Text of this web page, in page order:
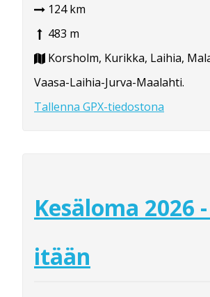
124 km
483 m
Korsholm, Kurikka, Laihia,
Vaasa-Laihia-Jurva-Maalahti.
Tallenna GPX-tiedostona
Kesäloma 2026
itään